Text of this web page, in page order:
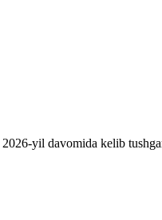
2026-yil davomida kelib